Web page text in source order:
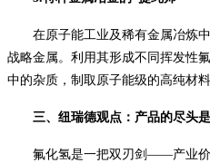
在原子能工业及稀有金属冶炼
战略金属。利用其形成不同挥发性
中的杂质，制取原子能级的高纯材料
三、纽瑞德观点：产品的尽头
氟化氢是一把双刃剑 ——产业价